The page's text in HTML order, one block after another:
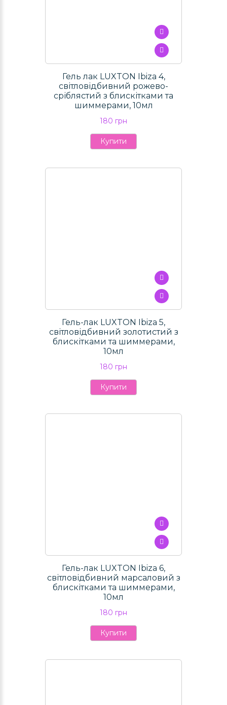
Гель лак LUXTON Ibiza 4,
світловідбивний рожево-
сріблястий з блискітками та
шиммерами, 10мл
180 грн
Купити
Гель-лак LUXTON Ibiza 5,
світловідбивний золотистий з
блискітками та шиммерами,
10мл
180 грн
Купити
Гель-лак LUXTON Ibiza 6,
світловідбивний марсаловий з
блискітками та шиммерами,
10мл
180 грн
Купити